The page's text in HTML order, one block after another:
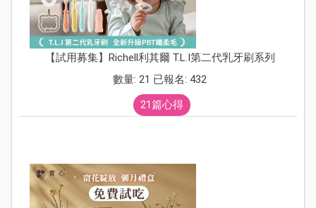
【試用募集】Richell利其爾 T.L.I第二代乳牙刷系列
數量: 21 已報名: 432
21篇心得